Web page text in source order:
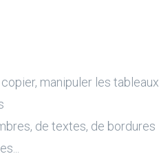
manipuler les tableaux
de textes, de bordures